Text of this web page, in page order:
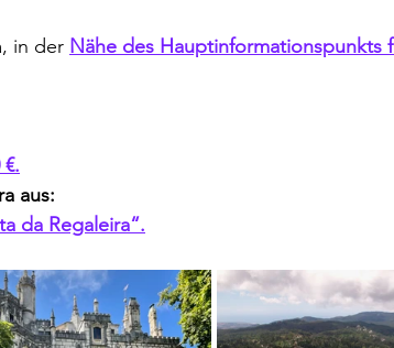
in der Nähe des Hauptinformationspunkts
aus:
da Regaleira“.